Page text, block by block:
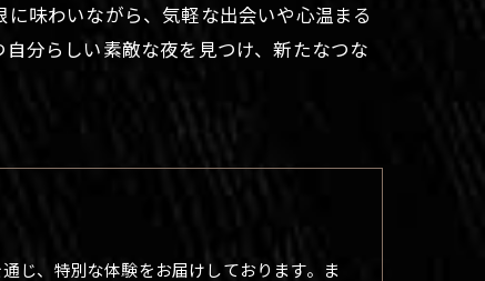
味わいながら、気軽な出会いや心温まる
分らしい素敵な夜を見つけ、新たなつな
じ、特別な体験をお届けしております。ま